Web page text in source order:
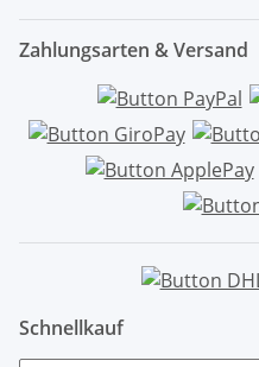
Zahlungsarten & Versand
Schnellkauf